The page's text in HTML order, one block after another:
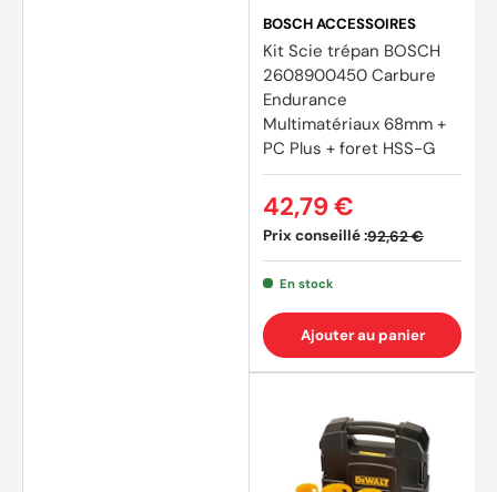
BOSCH ACCESSOIRES
Kit Scie trépan BOSCH
2608900450 Carbure
Endurance
Multimatériaux 68mm +
PC Plus + foret HSS-G
Prix conseillé :92,62 €
42,79 €
En stock
Ajouter au panier